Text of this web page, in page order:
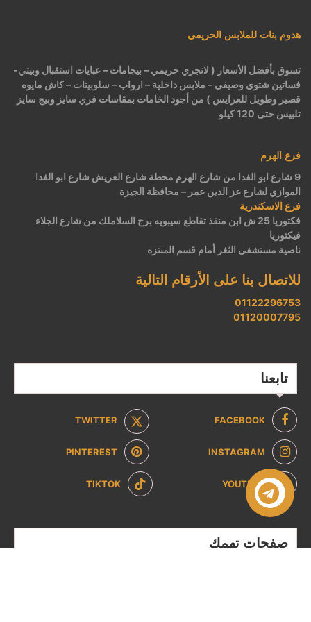
هدوم بنات للملابس الحريمي
تسوق بأفضل الأسعار ( لانجري حريمي – بيجامات – عبايات استقبال وبيتي-
فساتين شتوي وصيفي – ملابس داخلية – ارواب – سلوبيتات – كاش مايوه
قصير وطويل للعرايس ) من أجود الخامات بمقاسات فري سايز وبيج سايز
تلبيس حتى 120 كيلو
فرع الهرم
9 شارع ابو الفدا من شارع الهرم محطة شارع العريش شارع ابو الفدا
الموازي لشارع عز الدين عمر – محافظة الجيزة
فرع الاسكندرية
فكتوريا 25 ش ابن منقذ تقاطع سيبويه برج السلاملك من شارع الجلاء
فيكتوريا
ناصية مستشفى الثغر أمام قسم المنتزه
للاتصال بنا على الأرقام التالية
01122296753
01120007795
تابعنا
FACEBOOK
TWITTER
INSTAGRAM
PINTEREST
YOUTUBE
TIKTOK
صفحات تهمك